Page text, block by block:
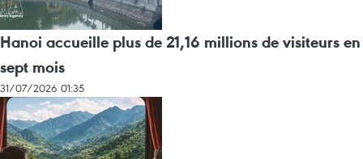
Hanoi accueille plus de 21,16 millions de visiteurs en
sept mois ​
31/07/2026 01:35